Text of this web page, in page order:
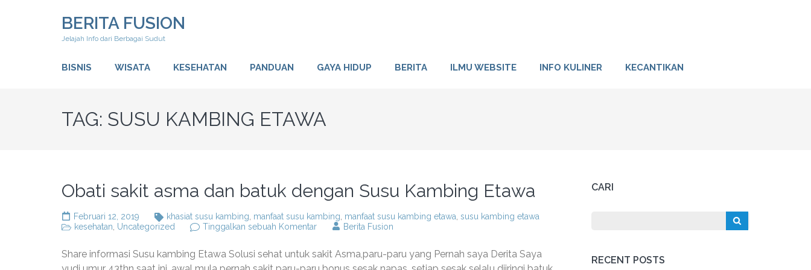
BERITA FUSION
Jelajah Info dari Berbagai Sudut
BISNIS WISATA KESEHATAN PANDUAN GAYA HIDUP BERITA ILMU WEBSITE INFO KULINER KECANTIKAN
TAG: SUSU KAMBING ETAWA
Obati sakit asma dan batuk dengan Susu Kambing Etawa
Februari 12, 2019 khasiat susu kambing manfaat susu kambing manfaat susu kambing etawa susu kambing etawa
kesehatan Uncategorized Tinggalkan sebuah Komentarpada
asma
dan
Berita Fusion
Share informasi Susu kambing Etawa Solusi sehat untuk sakit Asma,paru-paru yang Pernah saya Derita Saya
CARI
RECENT POSTS